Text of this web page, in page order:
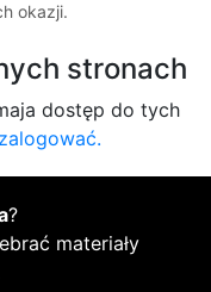
okazji.
stronach
dostęp do tych
?
materiały